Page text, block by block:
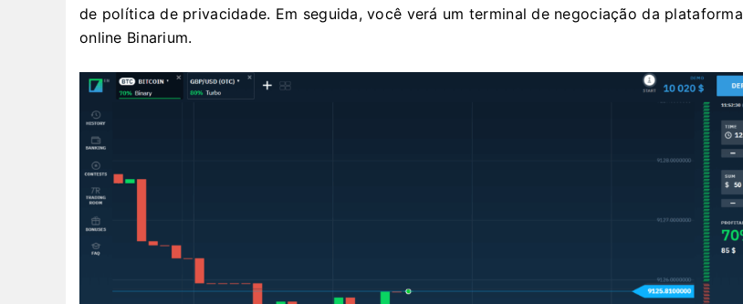
de política de privacidade. Em seguida, você verá um terminal de negociação da plataforma
online Binarium.